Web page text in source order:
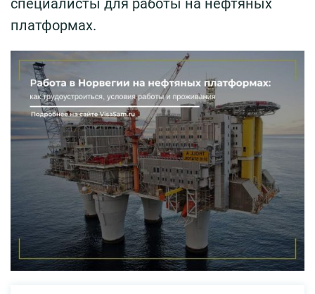
специалисты для работы на нефтяных
платформах.